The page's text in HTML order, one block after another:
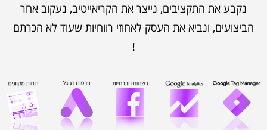
נקבע את התקציבים, נייצר את הקריאייטיב, נעקוב אחר
הביצועים, ונביא את העסק לאחוזי רווחיות שעוד לא הכרתם
!